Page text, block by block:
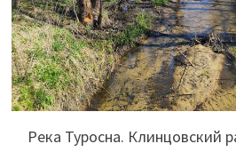
Река Туросна. Клинцовский